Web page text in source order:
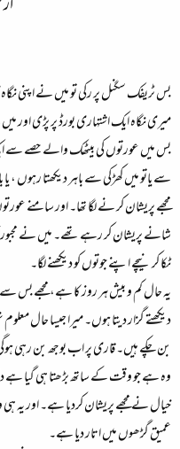
بس ٹریفک سگنل پر رکی تو میں نے اپنی نگاہ کا
میری نگاہ ایک اشتہاری بورڈ پر پڑی اور
بس میں عورتوں کی بیٹھک والے حصے سے
سے یاتو میں کھڑکی سے باہر دیکھتا رہوں ،
مجھے پریشان کر نے لگا تھا۔ اور سامنے
شانے پریشان کر رہے تھے۔ میں نے
ٹکا کر نیچے اپنے جوتوں کو دیکھنے لگا۔
یہ حال کم و بیش ہر روز کا ہے، مجھے بس سے
دیکھتے گزار دیتا ہوں۔ میرا جیسا حال
بن چکے ہیں۔ قاری پر اب بوجھ بن رہی ہوگی
وہ ہے جو وقت کے ساتھ بڑھتا ہی گیا
خیال نے مجھے پریشان کردیا ہے۔ اور یہ
عمیق گڑھوں میں اتار دیا ہے۔